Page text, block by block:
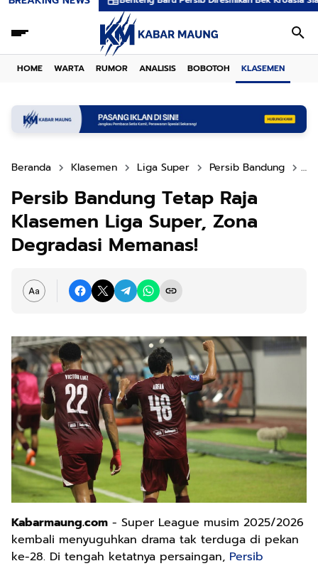
HOME WARTA RUMOR ANALISIS BOBOTOH KLASEMEN
Beranda Klasemen Liga Super Persib Bandung
Persib Bandung Tetap Raja
Klasemen Liga Super, Zona
Degradasi Memanas!
Kabarmaung.com - Super League musim 2025/2026
kembali menyuguhkan drama tak terduga di pekan
ke-28. Di tengah ketatnya persaingan, Persib